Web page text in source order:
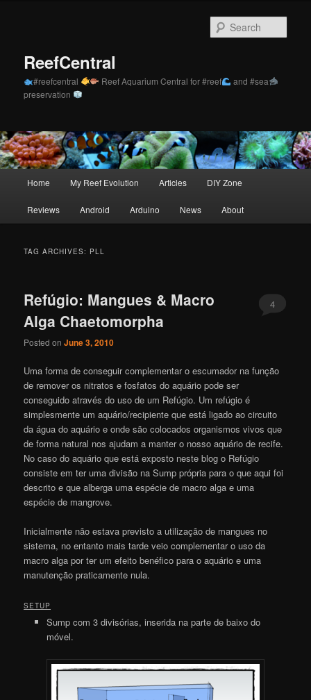
ReefCentral
#reefcentral Reef Aquarium Central for #reef
and #sea
preservation
Home My Reef Evolution Articles DIY Zone
Reviews Android Arduino News About
TAG ARCHIVES: PLL
Refúgio: Mangues & Macro
Alga Chaetomorpha
Posted onJune 3, 2010
4
Uma forma de conseguir complementar o escumador na função
de remover os nitratos e fosfatos do aquário pode ser
conseguido através do uso de um Refúgio. Um refúgio é
simplesmente um aquário/recipiente que está ligado ao circuito
da água do aquário e onde são colocados organismos vivos que
de forma natural nos ajudam a manter o nosso aquário de recife.
No caso do aquário que está exposto neste blog o Refúgio
consiste em ter uma divisão na Sump própria para o que aqui foi
descrito e que alberga uma espécie de macro alga e uma
espécie de mangrove.
Inicialmente não estava previsto a utilização de mangues no
sistema, no entanto mais tarde veio complementar o uso da
macro alga por ter um efeito benéfico para o aquário e uma
manutenção praticamente nula.
SETUP
Sump com 3 divisórias, inserida na parte de baixo do
móvel.